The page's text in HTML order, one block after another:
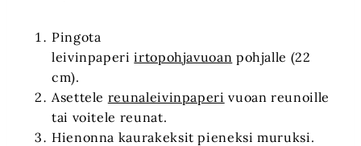
Pingota
leivinpaperiirtopohjavuoan pohjalle (22
cm).
Asettele reunaleivinpaperi vuoan reunoille
tai voitele reunat.
Hienonna kaurakeksit pieneksi muruksi.